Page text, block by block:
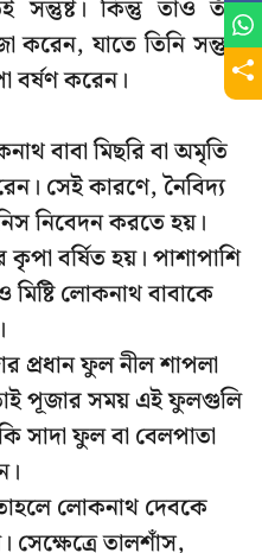
সন্তুষ্ট। কিন্তু তাও তাঁর
যাতে তিনি সন্তুষ্টি
বর্ষণ করেন।
বাবা মিছরি বা অমৃতি
সেই কারণে, নৈবিদ্য
নিবেদন করতে হয়।
বর্ষিত হয়। পাশাপাশি
লোকনাথ বাবাকে
প্রধান ফুল নীল শাপলা
পূজার সময় এই ফুলগুলি
সাদা ফুল বা বেলপাতা
লোকনাথ দেবকে
তালশাঁস,